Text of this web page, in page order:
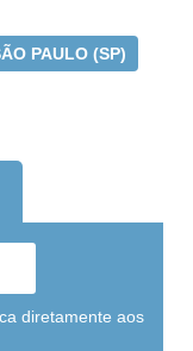
PAULO (SP)
diretamente aos